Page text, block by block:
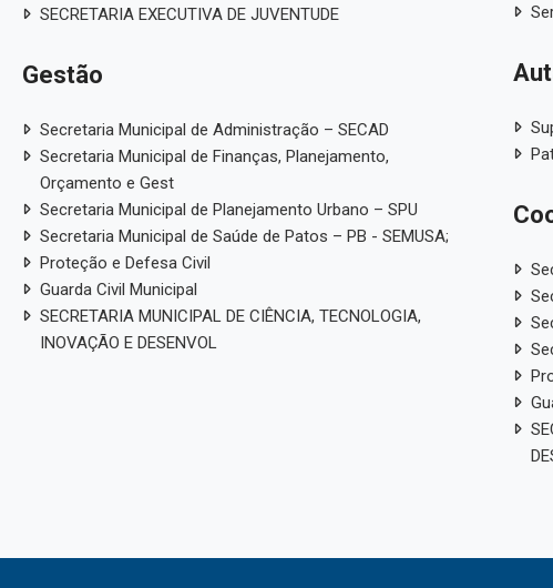
SECRETARIA EXECUTIVA DE JUVENTUDE
Gestão
Secretaria Municipal de Administração – SECAD
Secretaria Municipal de Finanças, Planejamento,
Orçamento e Gest
Secretaria Municipal de Planejamento Urbano – SPU
Secretaria Municipal de Saúde de Patos – PB - SEMUSA;
Proteção e Defesa Civil
Guarda Civil Municipal
SECRETARIA MUNICIPAL DE CIÊNCIA, TECNOLOGIA,
INOVAÇÃO E DESENVOL